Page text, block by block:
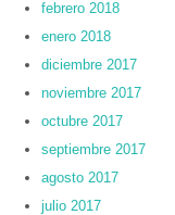
febrero 2018
enero 2018
diciembre 2017
noviembre 2017
octubre 2017
septiembre 2017
agosto 2017
julio 2017